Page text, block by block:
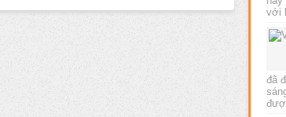
với
đã